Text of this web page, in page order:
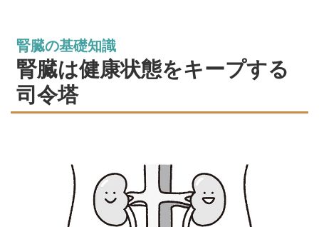
腎臓の基礎知識
腎臓は健康状態をキープする
司令塔